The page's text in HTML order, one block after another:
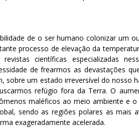
de o ser humano colonizar um
processo de elevação da
científicas especializadas
de frearmos as devastações
sobre um estado irreversível do nosso
refúgio fora da Terra. O
maléficos ao meio ambiente e
sendo as regiões polares as mais
exageradamente acelerada.